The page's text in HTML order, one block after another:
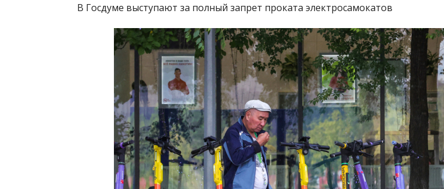
В Госдуме выступают за полный запрет проката электросамокатов